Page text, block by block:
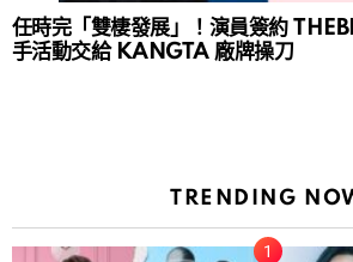
任時完「雙棲發展」！演員簽約
手活動交給 KANGTA 廠牌操刀
TRENDING